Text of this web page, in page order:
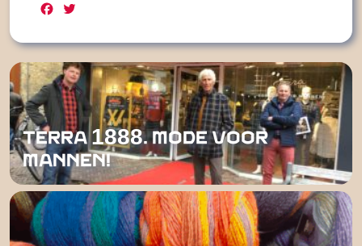
Facebook
TERRA 1888. MODE VOOR
MANNEN!